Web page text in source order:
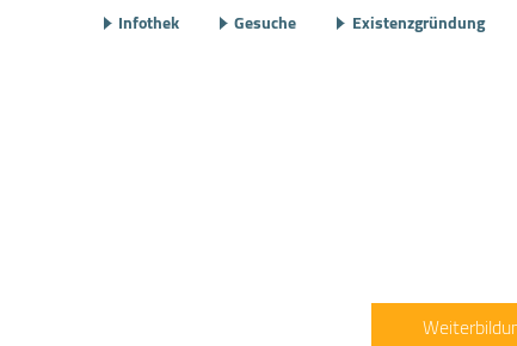
Infothek Gesuche Existenzgründung